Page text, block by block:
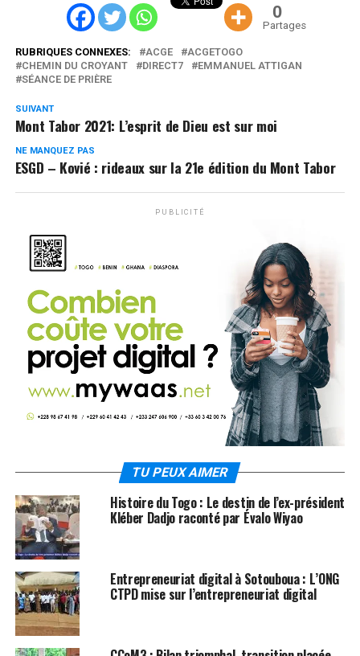
0
Partages
RUBRIQUES CONNEXES: ACGE
ACGETOGO
CHEMIN DU CROYANT
DIRECT7
EMMANUEL ATTIGAN
SÉANCE DE PRIÈRE
SUIVANT
Mont Tabor 2021: L’esprit de Dieu est sur moi
NE MANQUEZ PAS
ESGD – Kovié : rideaux sur la 21e édition du Mont Tabor
PUBLICITÉ
TU PEUX AIMER
Histoire du Togo : Le destin de l’ex-président
Kléber Dadjo raconté par Évalo Wiyao
Entrepreneuriat digital à Sotouboua : L’ONG
CTPD mise sur l’entrepreneuriat digital